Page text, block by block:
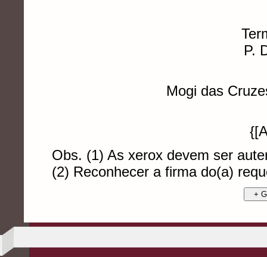
P.
Mogi das
Obs. (1) As xerox devem ser
(2) Reconhecer a firma do(a)
+